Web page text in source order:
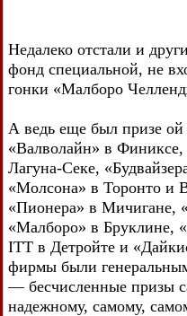
Недалеко отстали и
фонд специальной, не
гонки «Малборо
А ведь еще был призе
«Валволайн» в
Лагуна-Секе,
«Молсона» в Торонто и
«Пионера» в Мичигане,
«Малборо» в Бруклине,
ITT в Детройте и
фирмы были
— бесчисленные призы
надежному, самому,